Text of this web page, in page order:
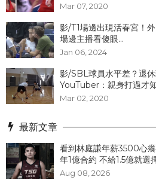
Mar 07, 2020
影/T1場邊出現活春宮！
場邊主播看傻眼...
Jan 06, 2024
影/SBL球員水平差？退
YouTuber：親身打過才
Mar 02, 2020
最新文章
看到林庭謙年薪3500心
年1億合約 不給1.5億就選
Aug 08, 2026